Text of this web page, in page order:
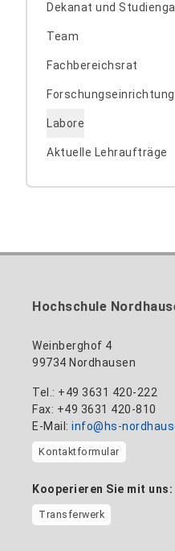
Dekanat und
Team
Fachbereichsrat
Labore
Aktuelle Lehraufträge
Hochschule
Weinberghof 4
99734 Nordhausen
Tel.: +49 3631 420-222
Fax: +49 3631 420-810
E-Mail: info@hs-
Kontaktformular
Kooperieren Sie mit uns:
Transferwerk